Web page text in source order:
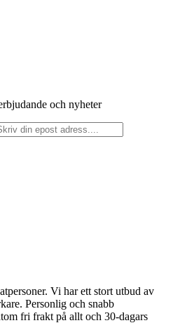
och nyheter
Vi har ett stort utbud av
Personlig och snabb
fri frakt på allt och 30-dagars